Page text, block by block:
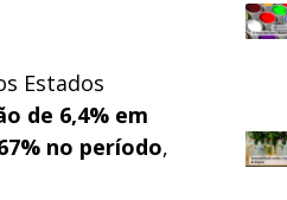
Estados
de 6,4% em
no período,